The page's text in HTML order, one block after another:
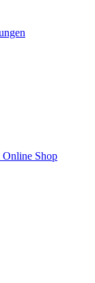
Online Shop